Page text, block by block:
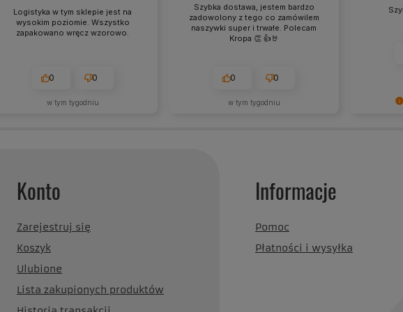
Logistyka w tym sklepie jest na
wysokim poziomie. Wszystko
zapakowano wręcz wzorowo.
0 0
w tym tygodniu
Szybka dostawa, jestem bardzo
zadowolony z tego co zamówilem
naszywki super i trwałe. Polecam
Kropa 👏 👍🤘
0 0
w tym tygodniu
Konto
Zarejestruj się
Koszyk
Ulubione
Lista zakupionych produktów
Informacje
Pomoc
Płatności i wysyłka